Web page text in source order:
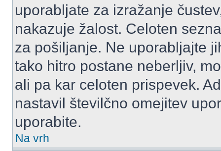
uporabljate za izražanje
nakazuje žalost. Celoten
za pošiljanje. Ne uporabljajte
tako hitro postane neberljiv,
ali pa kar celoten prispevek.
nastavil številčno omejitev
uporabite.
Na vrh